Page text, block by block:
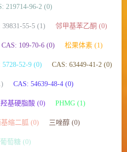
219714-96-2 (0)
39831-55-5 (1) 邻甲基苯乙酮 (0)
CAS: 109-70-6 (0) 松果体素 (1)
5728-52-9 (0) CAS: 63449-41-2 (0)
CAS: 54639-48-4 (0)
基硬脂酸 (0) PHMG (1)
缩二胍 (0) 三唑醇 (0)
萄糖 (0)